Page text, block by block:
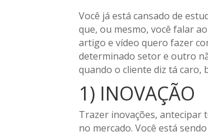
Você já está cansado de
que, ou mesmo, você falar
artigo e vídeo quero fazer
determinado setor e outro
quando o cliente diz tá caro,
1) INOVAÇÃO
Trazer inovações, antecipar
no mercado. Você está